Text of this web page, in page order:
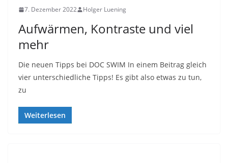
7. Dezember 2022 Holger Luening
Aufwärmen, Kontraste und viel
mehr
Die neuen Tipps bei DOC SWIM In einem Beitrag gleich
vier unterschiedliche Tipps! Es gibt also etwas zu tun,
zu
Weiterlesen